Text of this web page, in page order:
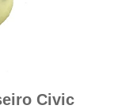
Civic